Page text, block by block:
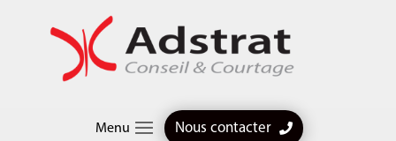
Menu Nous contacter
Articles professionnels
Chômage en hausse : comment bien vous protéger